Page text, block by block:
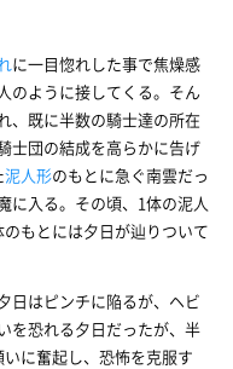
に一目惚れした事で焦燥感
のように接してくる。そん
、既に半数の騎士達の所在
士団の結成を高らかに告げ
泥人形のもとに急ぐ南雲だっ
に入る。その頃、1体の泥人
もとには夕日が辿りついて
日はピンチに陥るが、ヘビ
を恐れる夕日だったが、半
いに奮起し、恐怖を克服す